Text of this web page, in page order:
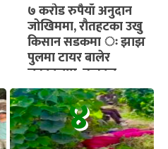
७ करोड रुपैयाँ अनुदान
जोखिममा, रौतहटका उखु
किसान सडकमा ः झाझ
पुलमा टायर बालेर
चक्काजाम, तत्काल
भुक्तानी सुनिश्चित गर्न माग
४